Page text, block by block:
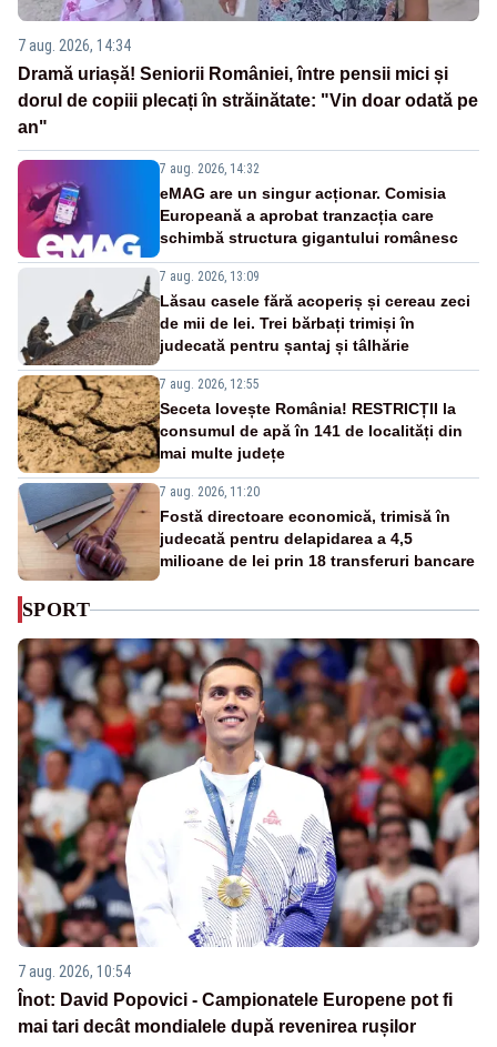
7 aug. 2026, 14:34
Dramă uriașă! Seniorii României, între pensii mici și
dorul de copiii plecați în străinătate: "Vin doar odată pe
an"
7 aug. 2026, 14:32
eMAG are un singur acționar. Comisia
Europeană a aprobat tranzacția care
schimbă structura gigantului românesc
7 aug. 2026, 13:09
Lăsau casele fără acoperiș și cereau zeci
de mii de lei. Trei bărbați trimiși în
judecată pentru șantaj și tâlhărie
7 aug. 2026, 12:55
Seceta lovește România! RESTRICȚII la
consumul de apă în 141 de localități din
mai multe județe
7 aug. 2026, 11:20
Fostă directoare economică, trimisă în
judecată pentru delapidarea a 4,5
milioane de lei prin 18 transferuri bancare
SPORT
7 aug. 2026, 10:54
Înot: David Popovici - Campionatele Europene pot fi
mai tari decât mondialele după revenirea rușilor